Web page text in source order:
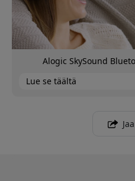
Alogic SkySound
Lue se täältä